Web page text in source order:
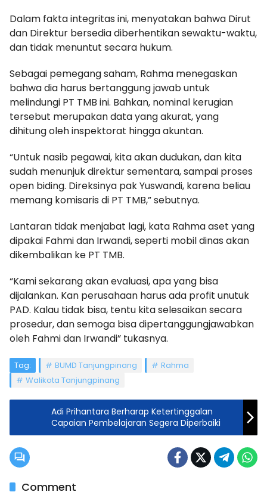
Dalam fakta integritas ini, menyatakan bahwa Dirut
dan Direktur bersedia diberhentikan sewaktu-waktu,
dan tidak menuntut secara hukum.
Sebagai pemegang saham, Rahma menegaskan
bahwa dia harus bertanggung jawab untuk
melindungi PT TMB ini. Bahkan, nominal kerugian
tersebut merupakan data yang akurat, yang
dihitung oleh inspektorat hingga akuntan.
“Untuk nasib pegawai, kita akan dudukan, dan kita
sudah menunjuk direktur sementara, sampai proses
open biding. Direksinya pak Yuswandi, karena beliau
memang komisaris di PT TMB,” sebutnya.
Lantaran tidak menjabat lagi, kata Rahma aset yang
dipakai Fahmi dan Irwandi, seperti mobil dinas akan
dikembalikan ke PT TMB.
“Kami sekarang akan evaluasi, apa yang bisa
dijalankan. Kan perusahaan harus ada profit unutuk
PAD. Kalau tidak bisa, tentu kita selesaikan secara
prosedur, dan semoga bisa dipertanggungjawabkan
oleh Fahmi dan Irwandi” tukasnya.
Tag: BUMD Tanjungpinang
Rahma
Walikota Tanjungpinang
Adi Prihantara Berharap Ketertinggalan
Capaian Pembelajaran Segera Diperbaiki
Comment